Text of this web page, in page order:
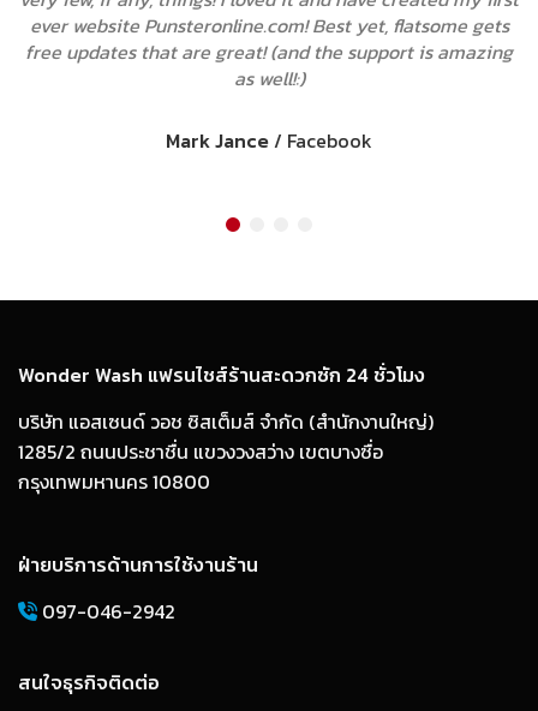
ever website Punsteronline.com! Best yet, flatsome gets
free updates that are great! (and the support is amazing
as well!:)
Mark Jance/ Facebook
Wonder Wash แฟรนไชส์ร้านสะดวกซัก 24 ชั่วโมง
บริษัท แอสเซนด์ วอช ซิสเต็มส์ จำกัด (สำนักงานใหญ่)
1285/2 ถนนประชาชื่น แขวงวงสว่าง เขตบางซื่อ
กรุงเทพมหานคร 10800
ฝ่ายบริการด้านการใช้งานร้าน
097-046-2942
สนใจธุรกิจติดต่อ